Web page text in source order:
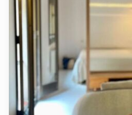
complejo disfrutan de unas
excepcionales, entre las que
terraza en la azotea con
equipado, el lugar perfecto
mantenerse activo mientras
panorámicas de la ciudad.
plaza de aparcamiento
Montjuïc, la ubicación ofrece
naturaleza, cultura y
exuberantes parques